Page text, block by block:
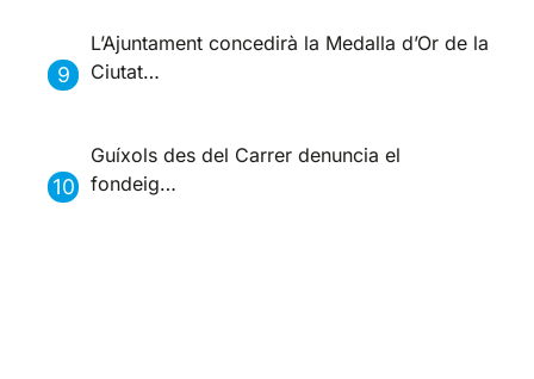
L’Ajuntament concedirà la Medalla d’Or de la
Ciutat…
Guíxols des del Carrer denuncia el
fondeig…